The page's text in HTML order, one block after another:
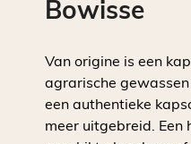
Bowisse
Van origine is een
agrarische
een authentieke
meer uitgebreid. Een